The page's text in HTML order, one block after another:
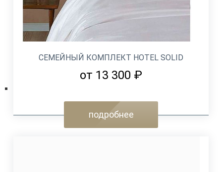
СЕМЕЙНЫЙ КОМПЛЕКТ HOTEL SOLID
от 13 300 ₽
подробнее